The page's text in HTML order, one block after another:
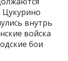
Цукурино
внутрь
войска
бои